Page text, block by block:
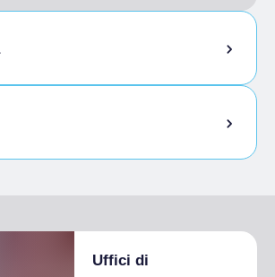
bici
Uffici di